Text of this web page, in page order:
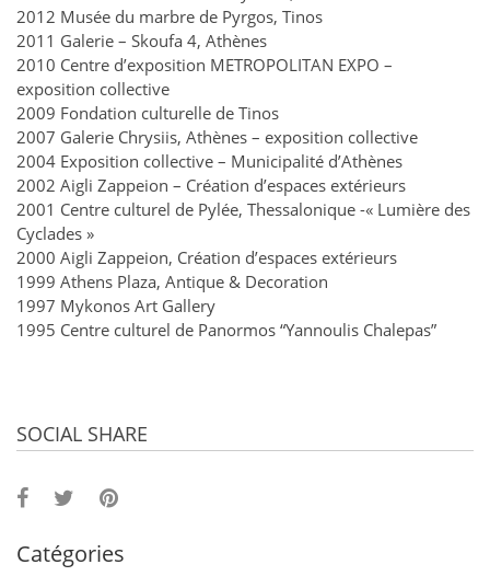
2012 Musée du marbre de Pyrgos, Tinos
2011 Galerie – Skoufa 4, Athènes
2010 Centre d’exposition METROPOLITAN EXPO –
exposition collective
2009 Fondation culturelle de Tinos
2007 Galerie Chrysiis, Athènes – exposition collective
2004 Exposition collective – Municipalité d’Athènes
2002 Aigli Zappeion – Création d’espaces extérieurs
2001 Centre culturel de Pylée, Thessalonique -« Lumière des
Cyclades »
2000 Aigli Zappeion, Création d’espaces extérieurs
1999 Athens Plaza, Antique & Decoration
1997 Mykonos Art Gallery
1995 Centre culturel de Panormos “Yannoulis Chalepas”
SOCIAL SHARE
Catégories